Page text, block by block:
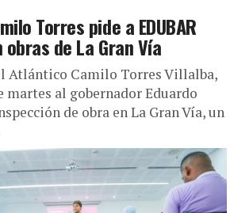
Torres pide a EDUBAR
de La Gran Vía
Atlántico Camilo Torres Villalba,
martes al gobernador Eduardo
de obra en La Gran Vía, un